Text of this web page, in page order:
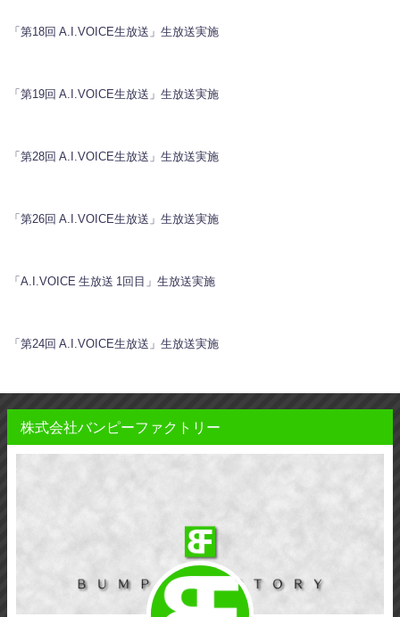
「第18回 A.I.VOICE生放送」生放送実施
「第19回 A.I.VOICE生放送」生放送実施
「第28回 A.I.VOICE生放送」生放送実施
「第26回 A.I.VOICE生放送」生放送実施
「A.I.VOICE 生放送 1回目」生放送実施
「第24回 A.I.VOICE生放送」生放送実施
株式会社バンピーファクトリー